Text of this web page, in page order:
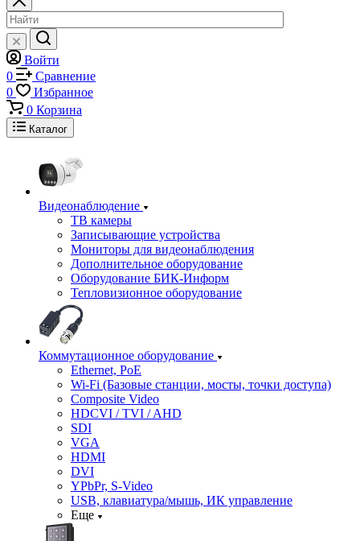
Войти
0
Сравнение
0
Избранное
0 Корзина
Каталог
Видеонаблюдение
ТВ камеры
Записывающие устройства
Мониторы для видеонаблюдения
Дополнительное оборудование
Оборудование БИК-Информ
Тепловизионное оборудование
Коммутационное оборудование
Ethernet, PoE
Wi-Fi (Базовые станции, мосты, точки доступа)
Composite Video
HDCVI / TVI / AHD
SDI
VGA
HDMI
DVI
YPbPr, S-Video
USB, клавиатура/мышь, ИК управление
Еще